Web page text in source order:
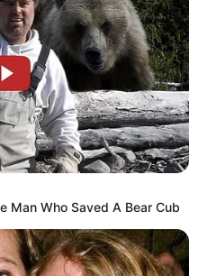
Man Who Saved A Bear Cub